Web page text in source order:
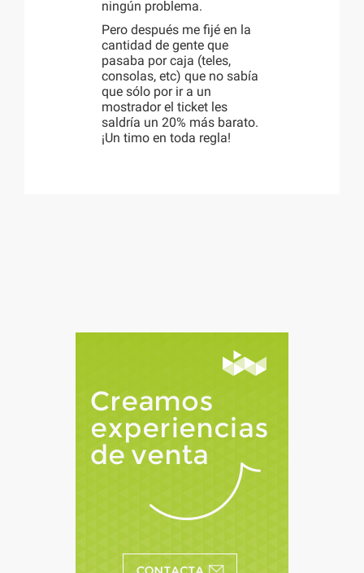
ningún problema.
Pero después me fijé en la
cantidad de gente que
pasaba por caja (teles,
consolas, etc) que no sabía
que sólo por ir a un
mostrador el ticket les
saldría un 20% más barato.
¡Un timo en toda regla!